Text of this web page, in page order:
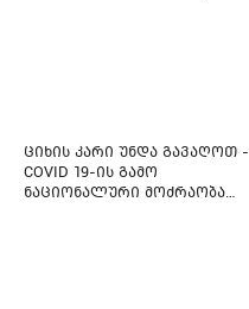
ციხის კარი უნდა გავაღოთ -
COVID 19-ის გამო
ნაციონალური მოძრაობა